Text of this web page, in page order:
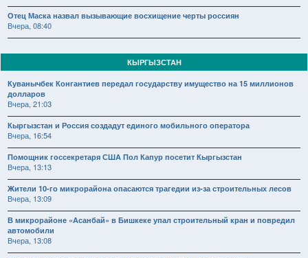
Отец Маска назвал вызывающие восхищение черты россиян
Вчера, 08:40
КЫРГЫЗСТАН
Куванычбек Конгантиев передал государству имущество на 15 миллионов
долларов
Вчера, 21:03
Кыргызстан и Россия создадут единого мобильного оператора
Вчера, 16:54
Помощник госсекретаря США Пол Капур посетит Кыргызстан
Вчера, 13:13
Жители 10-го микрорайона опасаются трагедии из-за строительных лесов
Вчера, 13:09
В микрорайоне «Асанбай» в Бишкеке упал строительный кран и повредил
автомобили
Вчера, 13:08